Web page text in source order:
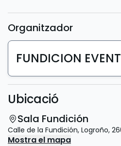
Organitzador
FUNDICION
Ubicació
Sala Fundición
Calle de la Fundición, Logroño,
Mostra el mapa